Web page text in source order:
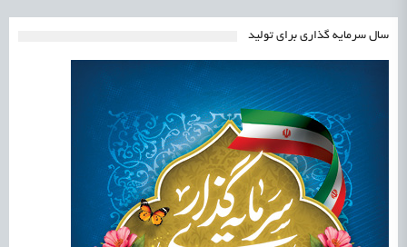
سال سرمایه گذاری برای تولید